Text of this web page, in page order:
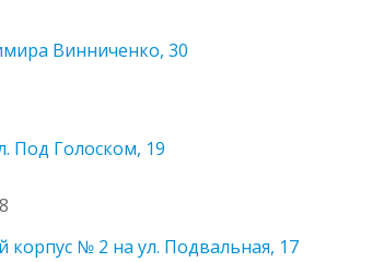
Винниченко, 30
Под Голоском, 19
корпус № 2 на ул. Подвальная, 17